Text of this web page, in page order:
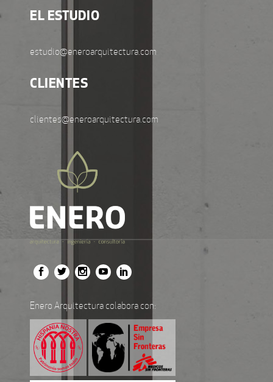
EL ESTUDIO
estudio@eneroarquitectura.com
CLIENTES
clientes@eneroarquitectura.com
Enero Arquitectura colabora con: